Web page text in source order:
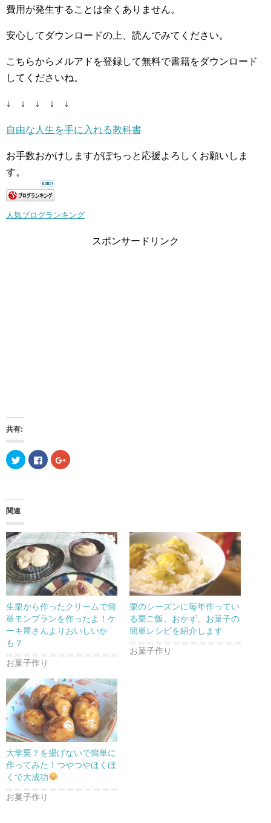
費用が発生することは全くありません。
安心してダウンロードの上、読んでみてください。
こちらからメルアドを登録して無料で書籍をダウンロード
してくださいね。
↓ ↓ ↓ ↓ ↓
自由な人生を手に入れる教科書
お手数おかけしますがぽちっと応援よろしくお願いしま
す。
人気ブログランキング
スポンサードリンク
共有:
ク
リ
T
t
t
e
r
で
共
有
(
新
し
い
ウ
ィ
ン
ド
ウ
ま
す
F
a
有
す
る
に
は
ク
リ
ッ
ク
し
て
く
だ
さ
い
い
ウ
ン
ド
ウ
で
開
き
ま
す
)
ク
リ
l
e
+
で
共
有
(
新
し
い
ウ
ィ
ン
ド
ウ
関連
生栗から作ったクリームで簡
単モンブランを作ったよ！ケ
ーキ屋さんよりおいしいか
も？
お菓子作り
栗のシーズンに毎年作ってい
る栗ご飯、おかず、お菓子の
簡単レシピを紹介します
お菓子作り
大学栗？を揚げないで簡単に
作ってみた！つやつやほくほ
くで大成功
お菓子作り